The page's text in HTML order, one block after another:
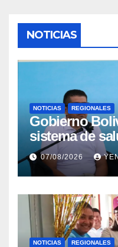
NOTICIAS
NOTICIAS REGIONALES
Gobierno
sistema de
la
Mora
07/08/2026
NOTICIAS REGIONALES